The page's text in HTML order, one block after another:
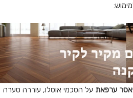
ערפאת על הסכמי אוסלו, עוררה סערה